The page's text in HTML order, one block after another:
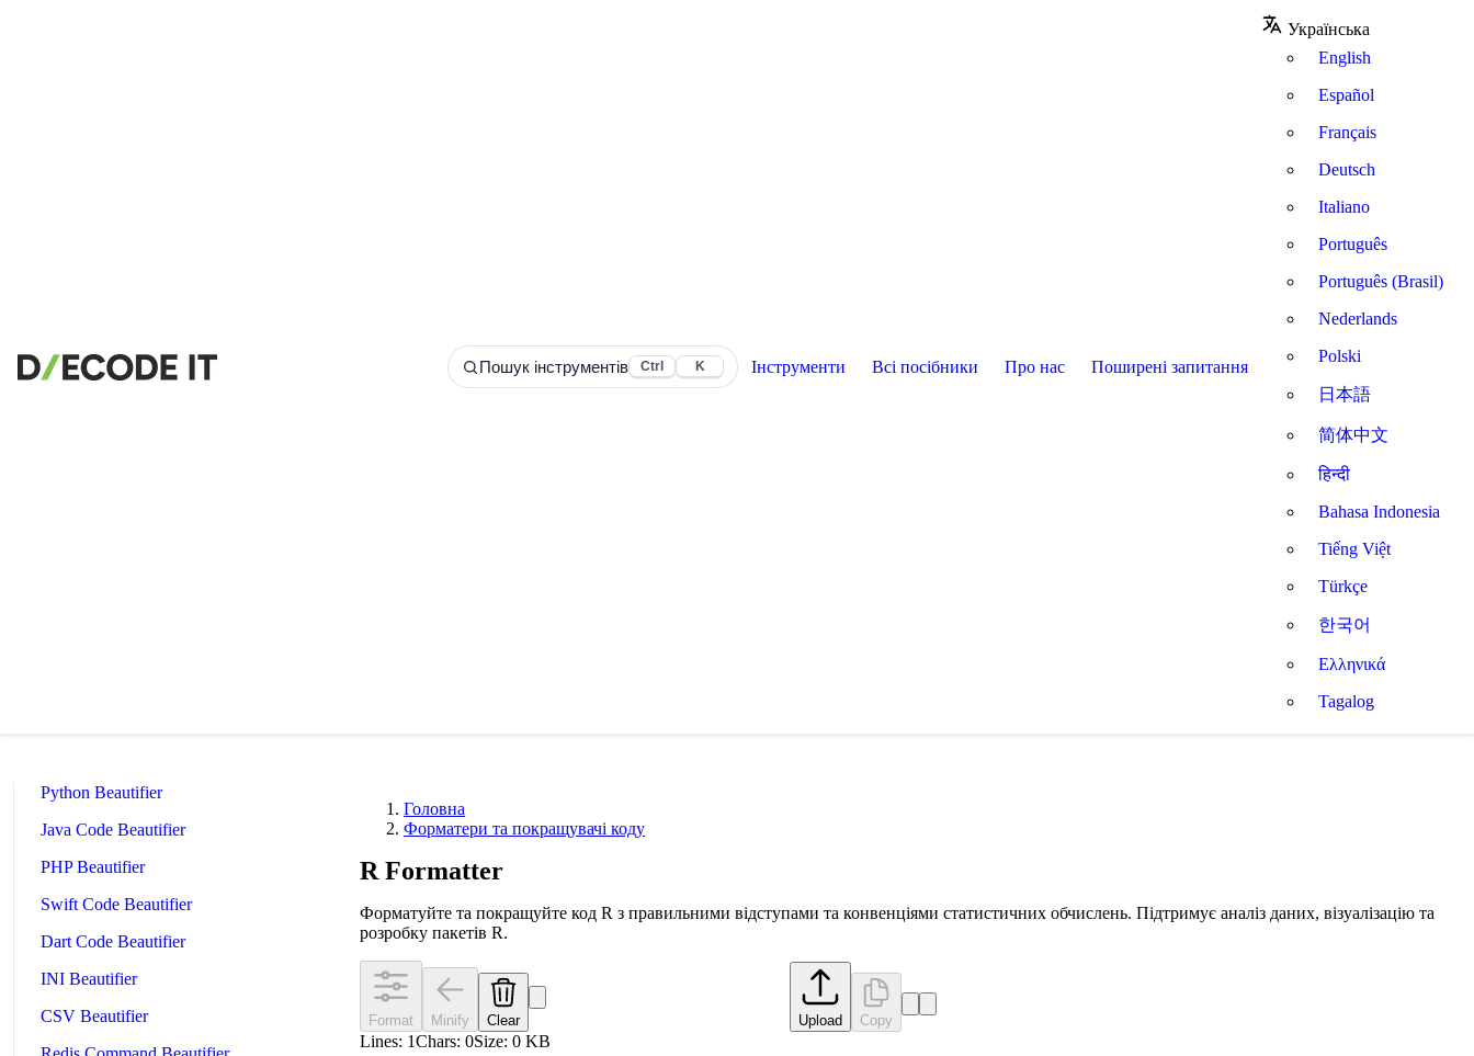
Пошук інструментів Ctrl K Інструменти Всі посібники Про нас Поширені запитання
Українська
English
Español
Français
Deutsch
Italiano
Português
Português (Brasil)
Nederlands
Polski
日本語
简体中文
हिन्दी
Bahasa Indonesia
Tiếng Việt
Türkçe
한국어
Ελληνικά
Tagalog
Vue Beautifier
Python Beautifier
Java Code Beautifier
PHP Beautifier
Swift Code Beautifier
Dart Code Beautifier
INI Beautifier
CSV Beautifier
Головна
Форматери та покращувачі коду
R Formatter
Форматуйте та покращуйте код R з правильними відступами та конвенціями статистичних обчислень. Підтримує аналіз даних, візуалізацію та
розробку пакетів R.
Format Minify Clear Upload Copy
Lines: 1Chars: 0Size: 0 KB